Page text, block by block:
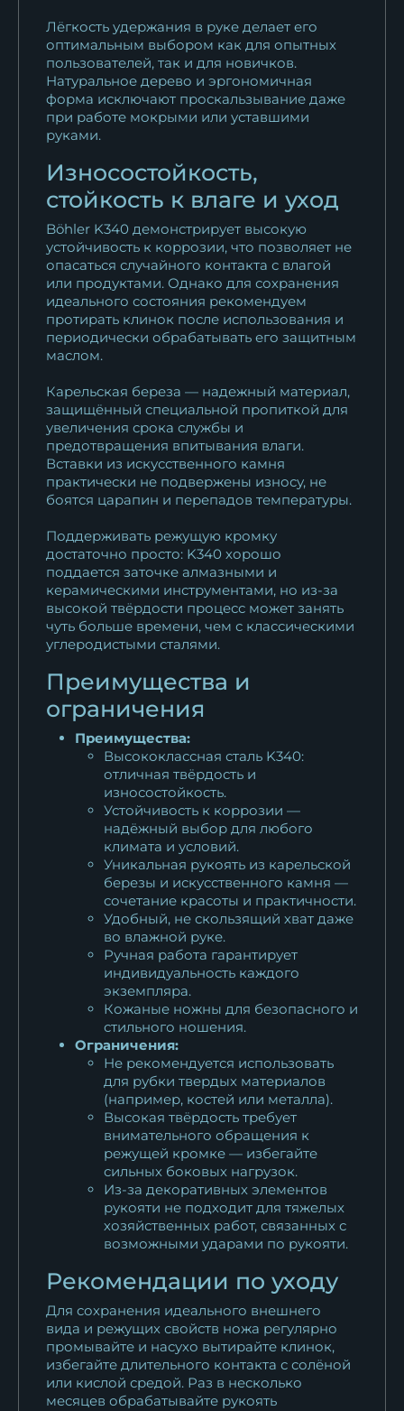
Лёгкость удержания в руке делает его
оптимальным выбором как для опытных
пользователей, так и для новичков.
Натуральное дерево и эргономичная
форма исключают проскальзывание даже
при работе мокрыми или уставшими
руками.
Износостойкость,
стойкость к влаге и уход
Böhler K340 демонстрирует высокую
устойчивость к коррозии, что позволяет не
опасаться случайного контакта с влагой
или продуктами. Однако для сохранения
идеального состояния рекомендуем
протирать клинок после использования и
периодически обрабатывать его защитным
маслом.
Карельская береза — надежный материал,
защищённый специальной пропиткой для
увеличения срока службы и
предотвращения впитывания влаги.
Вставки из искусственного камня
практически не подвержены износу, не
боятся царапин и перепадов температуры.
Поддерживать режущую кромку
достаточно просто: K340 хорошо
поддается заточке алмазными и
керамическими инструментами, но из-за
высокой твёрдости процесс может занять
чуть больше времени, чем с классическими
углеродистыми сталями.
Преимущества и
ограничения
Преимущества:
Высококлассная сталь K340:
отличная твёрдость и
износостойкость.
Устойчивость к коррозии —
надёжный выбор для любого
климата и условий.
Уникальная рукоять из карельской
березы и искусственного камня —
сочетание красоты и практичности.
Удобный, не скользящий хват даже
во влажной руке.
Ручная работа гарантирует
индивидуальность каждого
экземпляра.
Кожаные ножны для безопасного и
стильного ношения.
Ограничения:
Не рекомендуется использовать
для рубки твердых материалов
(например, костей или металла).
Высокая твёрдость требует
внимательного обращения к
режущей кромке — избегайте
сильных боковых нагрузок.
Из-за декоративных элементов
рукояти не подходит для тяжелых
хозяйственных работ, связанных с
возможными ударами по рукояти.
Рекомендации по уходу
Для сохранения идеального внешнего
вида и режущих свойств ножа регулярно
промывайте и насухо вытирайте клинок,
избегайте длительного контакта с солёной
или кислой средой. Раз в несколько
месяцев обрабатывайте рукоять